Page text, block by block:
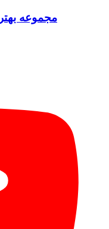
مجموعه